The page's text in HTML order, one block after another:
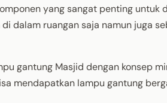
yang sangat penting untuk
dalam ruangan saja namun juga
gantung Masjid dengan konsep
mendapatkan lampu gantung